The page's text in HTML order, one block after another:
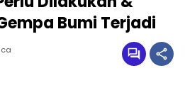
Bumi Terjadi